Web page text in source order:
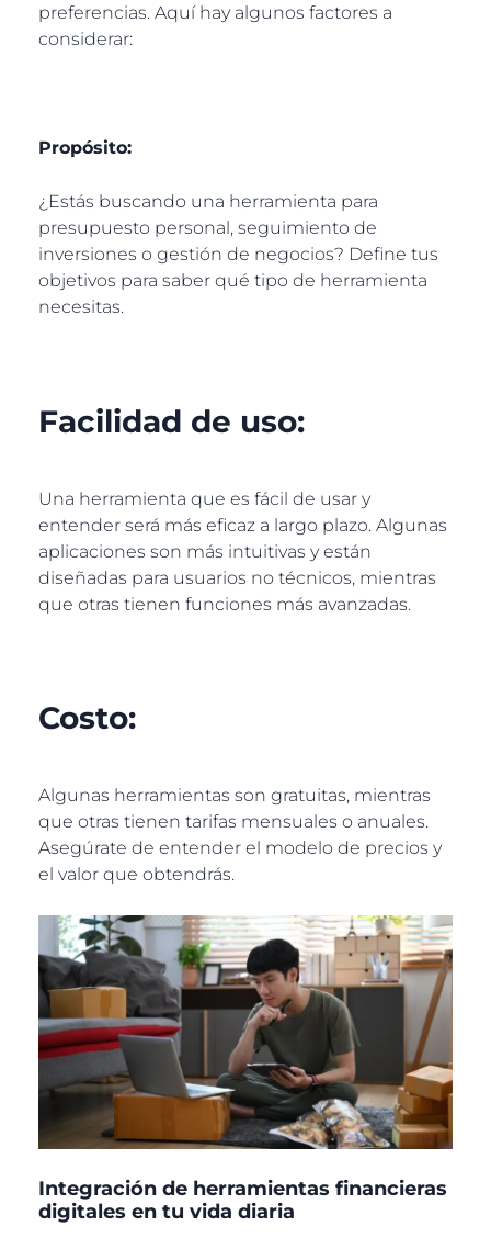
preferencias. Aquí hay algunos factores a
considerar:
Propósito:
¿Estás buscando una herramienta para
presupuesto personal, seguimiento de
inversiones o gestión de negocios? Define tus
objetivos para saber qué tipo de herramienta
necesitas.
Facilidad de uso:
Una herramienta que es fácil de usar y
entender será más eficaz a largo plazo. Algunas
aplicaciones son más intuitivas y están
diseñadas para usuarios no técnicos, mientras
que otras tienen funciones más avanzadas.
Costo:
Algunas herramientas son gratuitas, mientras
que otras tienen tarifas mensuales o anuales.
Asegúrate de entender el modelo de precios y
el valor que obtendrás.
Integración de herramientas financieras
digitales en tu vida diaria